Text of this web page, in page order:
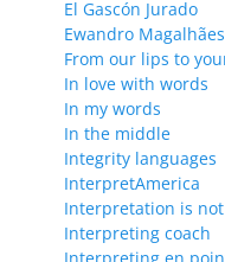
El Gascón Jurado
Ewandro Magalhães
From our lips to
In love with words
In my words
In the middle
Integrity languages
InterpretAmerica
Interpretation is
Interpreting coach